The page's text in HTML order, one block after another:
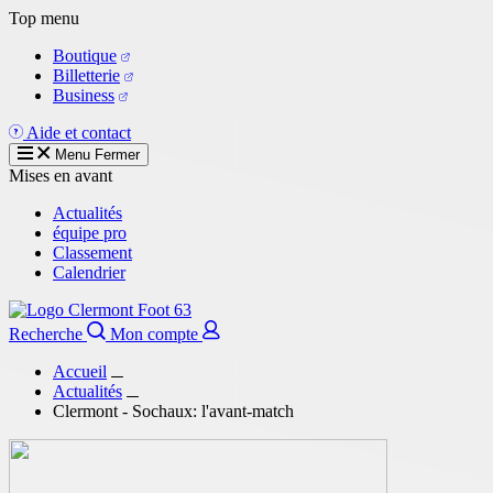
Aller
contenu
principal
Top menu
Boutique
Billetterie
Business
Aide et contact
Menu Fermer
Mises en avant
Actualités
équipe pro
Classement
Calendrier
Recherche
Mon compte
Accueil
Actualités
Clermont - Sochaux: l'avant-match